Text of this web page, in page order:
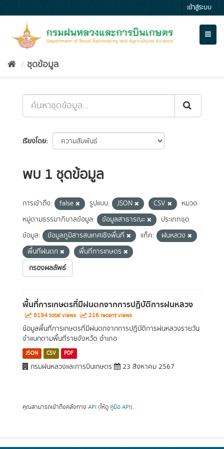
to
เข้าสู่ระบบ
ชุดข้อมูล
เรียงโดย
พบ 1 ชุดข้อมูล
การเข้าถึง: false รูปแบบ: JSON CSV
หมวด
หมู่ตามธรรมาภิบาลข้อมูล:
ข้อมูลสาธารณะ
ประเภทชุด
ข้อมูล:
ข้อมูลภูมิสารสนเทศเชิงพื้นที่ แท็ค:
ฝนหลวง
พื้นที่ฝนตก
พื้นที่การเกษตร
กรองผลลัพธ์
พื้นที่การเกษตรที่มีฝนตกจากการปฏิบัติการฝนหลวง
8194 total views 216 recent views
ข้อมูลพื้นที่การเกษตรที่มีฝนตกจากการปฏิบัติการฝนหลวงรายวัน
จำแนกตามพื้นที่รายจังหวัด อำเภอ
JSON CSV PDF
กรมฝนหลวงและการบินเกษตร 23 สิงหาคม 2567
คุณสามารถเข้าถึงคลังทาง API (ให้ดู คู่มือ API).